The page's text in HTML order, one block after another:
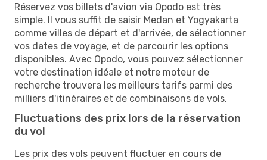
Réservez vos billets d'avion via Opodo est très
simple. Il vous suffit de saisir Medan et Yogyakarta
comme villes de départ et d'arrivée, de sélectionner
vos dates de voyage, et de parcourir les options
disponibles. Avec Opodo, vous pouvez sélectionner
votre destination idéale et notre moteur de
recherche trouvera les meilleurs tarifs parmi des
milliers d'itinéraires et de combinaisons de vols.
Fluctuations des prix lors de la réservation
du vol
Les prix des vols peuvent fluctuer en cours de